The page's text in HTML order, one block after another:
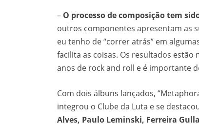
– O processo de composição tem
outros componentes apresentam as
eu tenho de “correr atrás” em
facilita as coisas. Os resultados
anos de rock and roll e é importante
Com dois álbuns lançados,
integrou o Clube da Luta e se
Alves, Paulo Leminski, Ferreira